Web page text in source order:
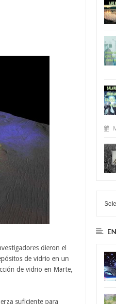
dieron el
de vidrio en un
de vidrio en Marte,
suficiente para